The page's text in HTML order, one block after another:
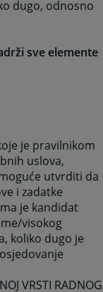
dugo, odnosno
sve elemente
je pravilnikom
uslova,
utvrditi da
i zadatke
je kandidat
visokog
koliko dugo je
VRSTI RADNOG